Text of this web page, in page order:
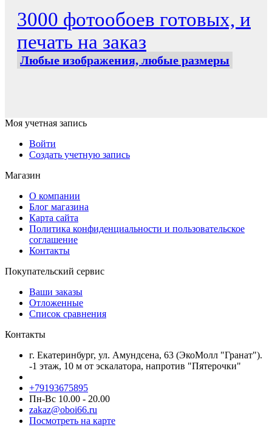
3000 фотообоев готовых, и
печать на заказ
Любые изображения, любые размеры
Моя учетная запись
Войти
Создать учетную запись
Магазин
О компании
Блог магазина
Карта сайта
Политика конфиденциальности и пользовательское
соглашение
Контакты
Покупательский сервис
Ваши заказы
Отложенные
Список сравнения
Контакты
г. Екатеринбург, ул. Амундсена, 63 (ЭкоМолл "Гранат").
-1 этаж, 10 м от эскалатора, напротив "Пятерочки"
+79193675895
Пн-Вс 10.00 - 20.00
zakaz@oboi66.ru
Посмотреть на карте